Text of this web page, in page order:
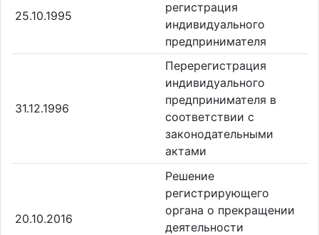
25.10.1995
регистрация
индивидуального
предпринимателя
31.12.1996
Перерегистрация
индивидуального
предпринимателя в
соответствии с
законодательными
актами
20.10.2016
Решение
регистрирующего
органа о прекращении
деятельности